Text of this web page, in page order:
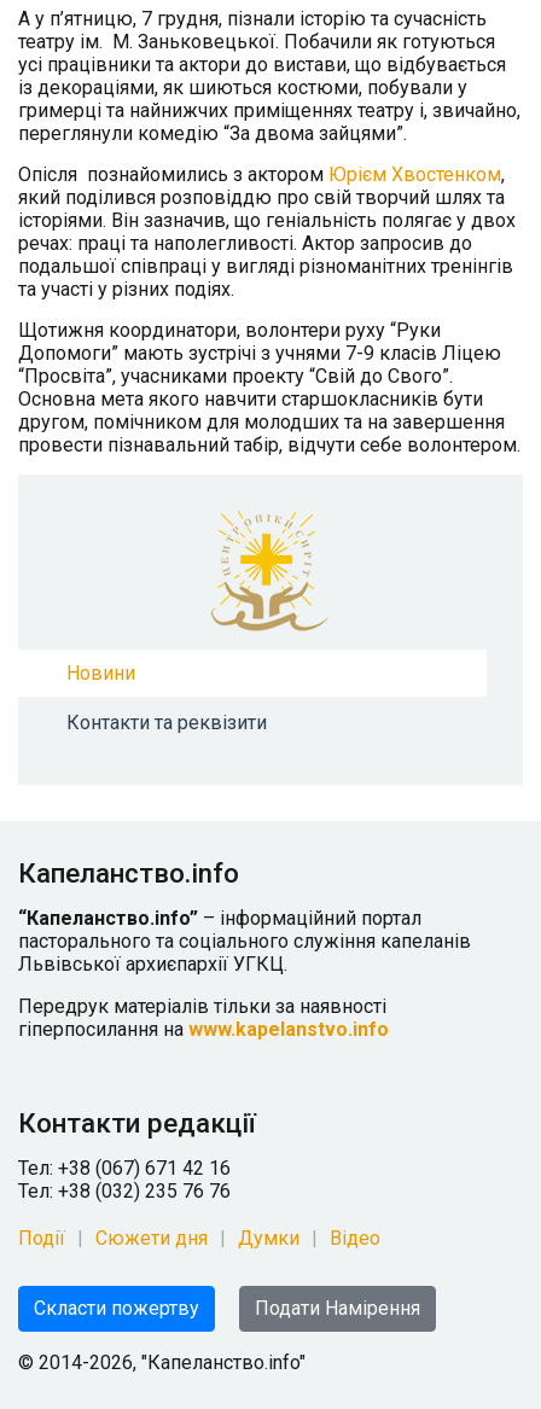
А у п’ятницю, 7 грудня, пізнали історію та сучасність
театру ім.
М. Заньковецької. Побачили як готуються
усі працівники та актори до вистави, що відбувається
із декораціями, як шиються костюми, побували у
гримерці та найнижчих приміщеннях театру і, звичайно,
переглянули комедію “За двома зайцями”.
Опісля познайомились з актором Юрієм Хвостенком,
який поділився розповіддю про свій творчий шлях та
історіями. Він зазначив, що геніальність полягає у двох
речах: праці та наполегливості. Актор запросив до
подальшої співпраці у вигляді різноманітних тренінгів
та участі у різних подіях.
Щотижня координатори, волонтери руху “Руки
Допомоги” мають зустрічі з учнями 7-9 класів Ліцею
“Просвіта”, учасниками проекту “Свій до Свого”.
Основна мета якого навчити старшокласників бути
другом, помічником для молодших та на завершення
провести пізнавальний табір, відчути себе волонтером.
Новини
Контакти та реквізити
Капеланство.info
“Капеланство.info” – інформаційний портал
пасторального та соціального служіння капеланів
Львівської архиєпархії УГКЦ.
Передрук матеріалів тільки за наявності
гіперпосилання на www.kapelanstvo.info
Контакти редакції
Тел: +38 (067) 671 42 16
Тел: +38 (032) 235 76 76
Події Сюжети дня Думки Відео
Скласти пожертву Подати Намірення
© 2014-2026, "Капеланство.info"